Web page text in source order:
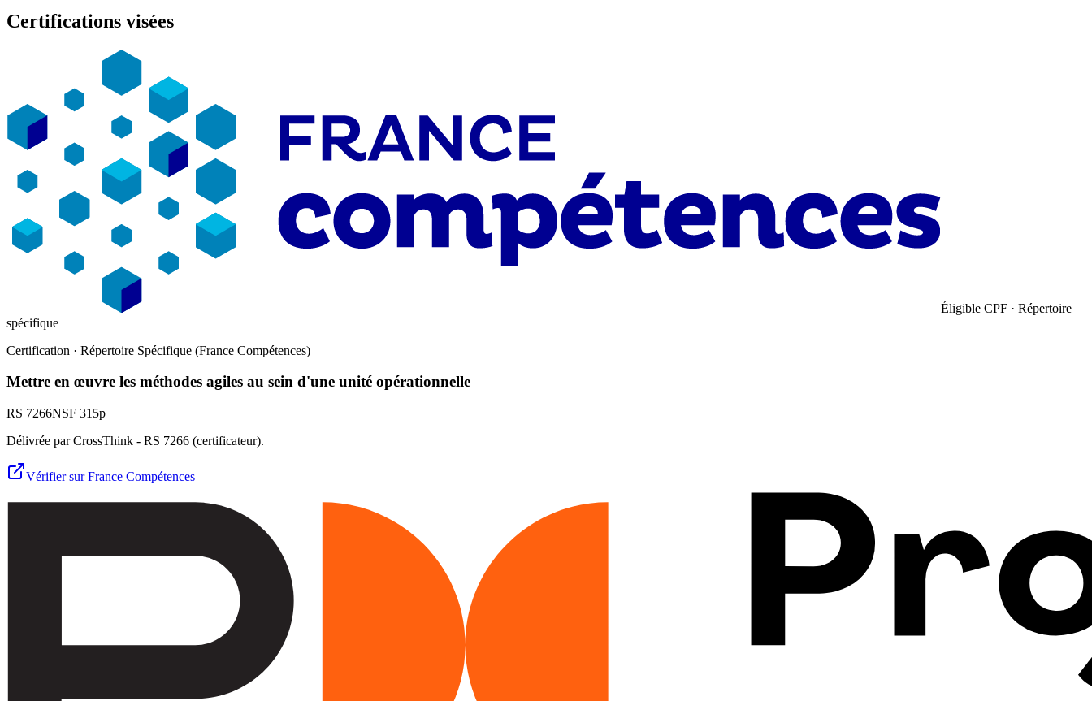
Certifications visées
Éligible CPF · Répertoire
spécifique
Certification · Répertoire Spécifique (France Compétences)
Mettre en œuvre les méthodes agiles au sein d'une unité opérationnelle
RS 7266NSF 315p
Délivrée par CrossThink - RS 7266 (certificateur).
Vérifier sur France Compétences